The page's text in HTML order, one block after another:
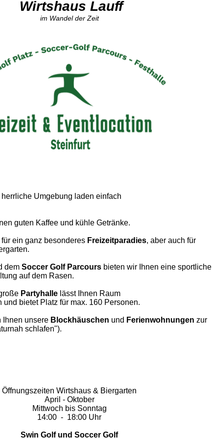
Wirtshaus Lauff
im Wandel der Zeit
Umgebung laden einfach
guten Kaffee und kühle Getränke.
für ein ganz besonderes Freizeitparadies, aber auch für
dem Soccer Golf Parcours bieten wir Ihnen eine sportliche
auf dem Rasen.
Partyhalle lässt Ihnen Raum
bietet Platz für max. 160 Personen.
Ihnen unsere Blockhäuschen und Ferienwohnungen zur
schlafen").
Öffnungszeiten Wirtshaus & Biergarten
April - Oktober
Mittwoch bis Sonntag
14:00 - 18:00 Uhr
Swin Golf und Soccer Golf